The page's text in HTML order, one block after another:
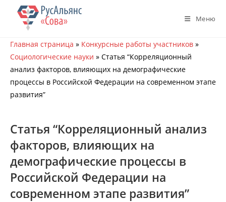
Перейти
содержимому
Меню
Главная страница » Конкурсные работы участников »
Социологические науки » Статья “Корреляционный
анализ факторов, влияющих на демографические
процессы в Российской Федерации на современном этапе
развития”
Статья “Корреляционный анализ
факторов, влияющих на
демографические процессы в
Российской Федерации на
современном этапе развития”